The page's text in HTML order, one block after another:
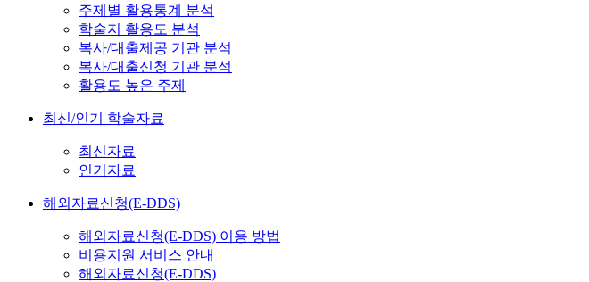
주제별 활용통계 분석
학술지 활용도 분석
복사/대출제공 기관 분석
복사/대출신청 기관 분석
활용도 높은 주제
최신/인기 학술자료
최신자료
인기자료
해외자료신청(E-DDS)
해외자료신청(E-DDS) 이용 방법
비용지원 서비스 안내
해외자료신청(E-DDS)